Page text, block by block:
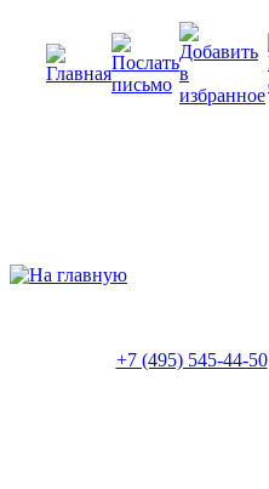
+7 (495) 545-44-50